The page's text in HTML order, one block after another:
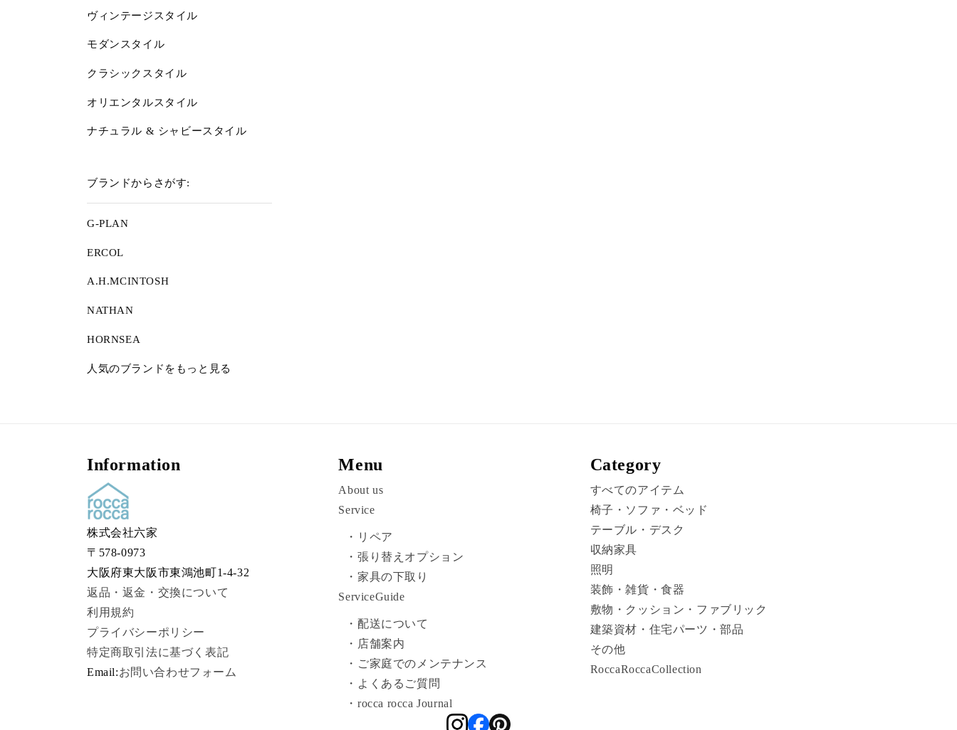
ヴィンテージスタイル
モダンスタイル
クラシックスタイル
オリエンタルスタイル
ナチュラル & シャビースタイル
ブランドからさがす:
G-PLAN
ERCOL
A.H.MCINTOSH
NATHAN
HORNSEA
人気のブランドをもっと見る
Information
株式会社六家
〒578-0973
大阪府東大阪市東鴻池町1-4-32
返品・返金・交換について
利用規約
プライバシーポリシー
特定商取引法に基づく表記
Email:お問い合わせフォーム
Menu
About us
Service
・リペア
・張り替えオプション
・家具の下取り
ServiceGuide
・配送について
・店舗案内
・ご家庭でのメンテナンス
・よくあるご質問
・rocca rocca Journal
Category
すべてのアイテム
椅子・ソファ・ベッド
テーブル・デスク
収納家具
照明
装飾・雑貨・食器
敷物・クッション・ファブリック
建築資材・住宅パーツ・部品
その他
RoccaRoccaCollection